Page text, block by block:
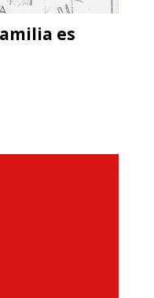
es